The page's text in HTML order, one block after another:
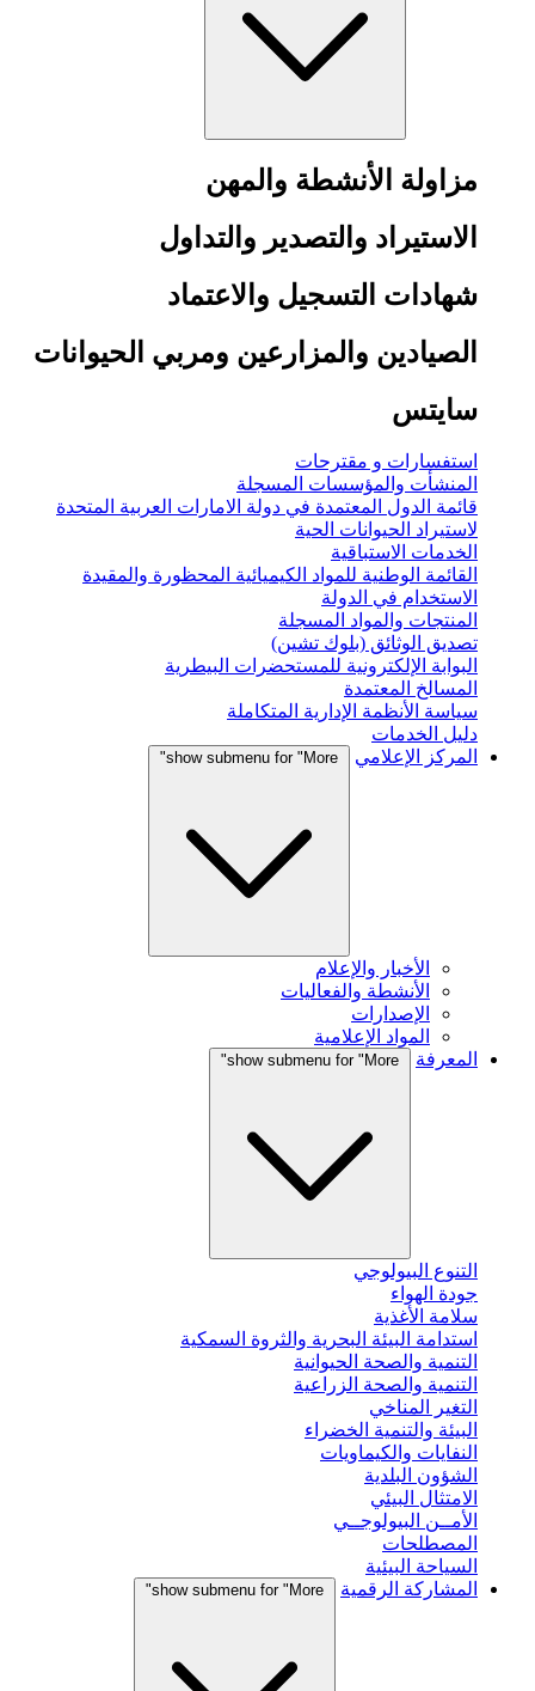
مزاولة الأنشطة والمهن
الاستيراد والتصدير والتداول
شهادات التسجيل والاعتماد
الصيادين والمزارعين ومربي الحيوانات
سايتس
استفسارات و مقترحات
المنشأت والمؤسسات المسجلة
قائمة الدول المعتمدة في دولة الامارات العربية المتحدة
لاستيراد الحيوانات الحية
الخدمات الاستباقية
القائمة الوطنية للمواد الكيميائية المحظورة والمقيدة
الاستخدام في الدولة
المنتجات والمواد المسجلة
تصديق الوثائق (بلوك تشين)
البوابة الإلكترونية للمستحضرات البيطرية
المسالخ المعتمدة
سياسة الأنظمة الإدارية المتكاملة
دليل الخدمات
المركز الإعلامي
show submenu for "More"
الأخبار والإعلام
الأنشطة والفعاليات
الإصدارات
المواد الإعلامية
المعرفة
show submenu for "More"
التنوع البيولوجي
جودة الهواء
سلامة الأغذية
استدامة البيئة البحرية والثروة السمكية
التنمية والصحة الحيوانية
التنمية والصحة الزراعية
التغير المناخي
البيئة والتنمية الخضراء
النفايات والكيماويات
الشؤون البلدية
الامتثال البيئي
الأمــن البيولوجــي
المصطلحات
السياحة البيئية
المشاركة الرقمية
show submenu for "More"